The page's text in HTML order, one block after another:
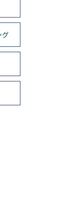
グ